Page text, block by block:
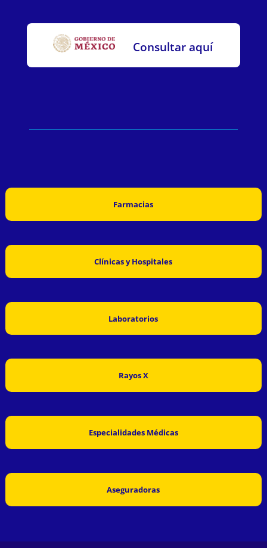
Consultar aquí
Farmacias
Clínicas y Hospitales
Laboratorios
Rayos X
Especialidades Médicas
Aseguradoras